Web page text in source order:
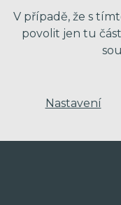
V případě, že s
povolit jen tu
Nastavení